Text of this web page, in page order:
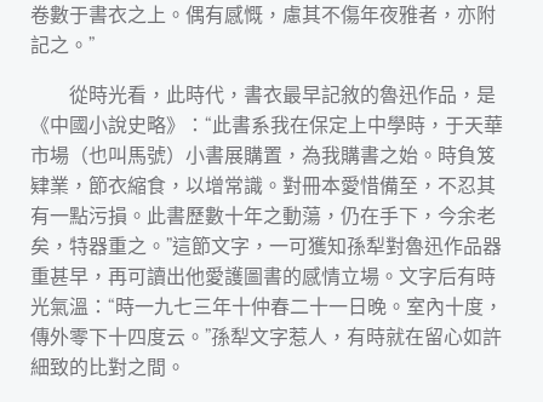
卷數于書衣之上。偶有感慨，慮其不傷年夜雅者，亦附
記之。”
從時光看，此時代，書衣最早記敘的魯迅作品，是
《中國小說史略》：“此書系我在保定上中學時，于天華
市場（也叫馬號）小書展購置，為我購書之始。時負笈
肄業，節衣縮食，以增常識。對冊本愛惜備至，不忍其
有一點污損。此書歷數十年之動蕩，仍在手下，今余老
矣，特器重之。”這節文字，一可獲知孫犁對魯迅作品器
重甚早，再可讀出他愛護圖書的感情立場。文字后有時
光氣溫：“時一九七三年十仲春二十一日晚。室內十度，
傳外零下十四度云。”孫犁文字惹人，有時就在留心如許
細致的比對之間。